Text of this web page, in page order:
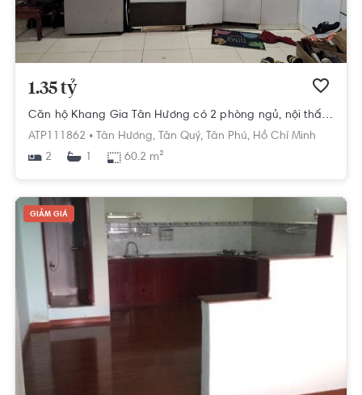
1.35 tỷ
Căn hộ Khang Gia Tân Hương có 2 phòng ngủ, nội thất cơ bản.
ATP111862 •
Tân Hương, Tân Quý, Tân Phú, Hồ Chí Minh
2
1 60.2 m²
GIẢM GIÁ